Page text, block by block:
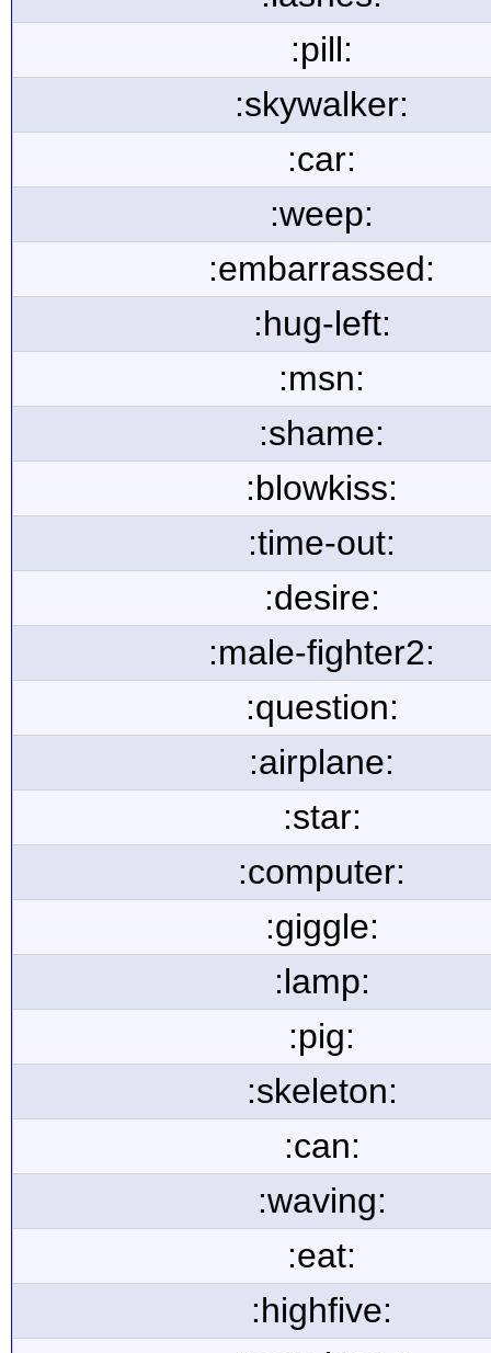
:pill:
:skywalker:
:car:
:weep:
:embarrassed:
:hug-left:
:msn:
:shame:
:blowkiss:
:time-out:
:desire:
:male-fighter2:
:question:
:airplane:
:star:
:computer:
:giggle:
:lamp:
:pig:
:skeleton:
:can:
:waving:
:eat:
:highfive: